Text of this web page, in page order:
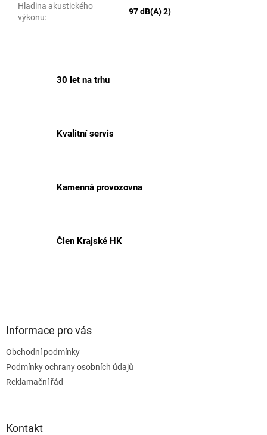
30 let na trhu
Kvalitní servis
Kamenná provozovna
Člen Krajské HK
Hladina akustického
výkonu:
97 dB(A) 2)
Informace pro vás
Obchodní podmínky
Podmínky ochrany osobních údajů
Reklamační řád
Kontakt